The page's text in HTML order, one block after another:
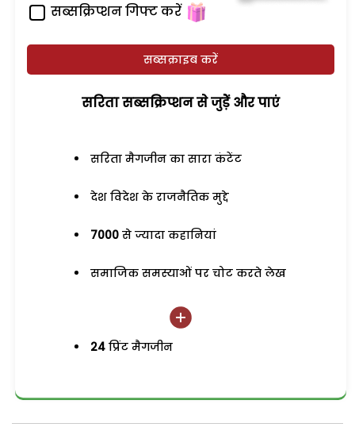
सब्सक्रिप्शन गिफ्ट करें
सब्सक्राइब करें
सरिता सब्सक्रिप्शन से जुड़ेें और पाएं
सरिता मैगजीन का सारा कंटेंट
देश विदेश के राजनैतिक मुद्दे
7000 से ज्यादा कहानियां
समाजिक समस्याओं पर चोट करते लेख
24 प्रिंट मैगजीन